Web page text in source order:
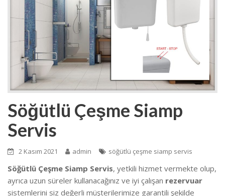
Söğütlü Çeşme Siamp
Servis
2 Kasım 2021 admin söğütlü çeşme siamp servis
Söğütlü Çeşme Siamp Servis, yetkili hizmet vermekte olup,
ayrıca uzun süreler kullanacağınız ve iyi çalışan rezervuar
sistemlerini siz değerli müşterilerimize garantili şekilde